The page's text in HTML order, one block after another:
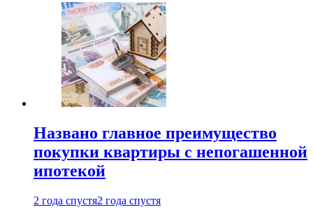
Названо главное преимущество
покупки квартиры с непогашенной
ипотекой
2 года спустя2 года спустя